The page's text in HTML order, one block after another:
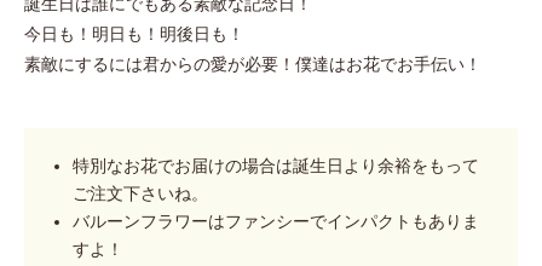
今日も！明日も！明後日も！
素敵にするには君からの愛が必要！僕達はお花でお手伝い！
特別なお花でお届けの場合は誕生日より余裕をもって
ご注文下さいね。
バルーンフラワーはファンシーでインパクトもありま
すよ！